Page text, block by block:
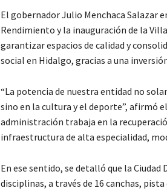
El gobernador Julio Menchaca Salazar
Rendimiento y la inauguración de la
garantizar espacios de calidad y
social en Hidalgo, gracias a una
“La potencia de nuestra entidad no
sino en la cultura y el deporte”, afirmó
administración trabaja en la
infraestructura de alta especialidad,
En ese sentido, se detalló que la
disciplinas, a través de 16 canchas,